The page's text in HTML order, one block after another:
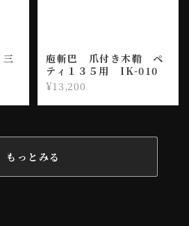
庖斬巴 爪付き木鞘 ペ
ティ１３５用 IK-010
¥13,200
もっとみる